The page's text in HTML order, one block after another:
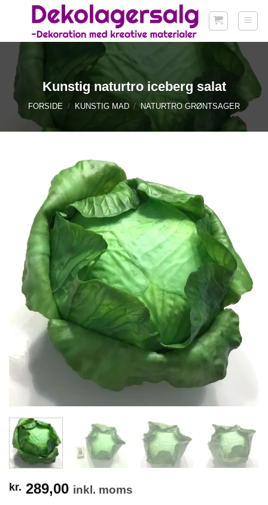
Kunstig naturtro iceberg salat
FORSIDE / KUNSTIG MAD / NATURTRO GRØNTSAGER
kr. 289,00 inkl. moms